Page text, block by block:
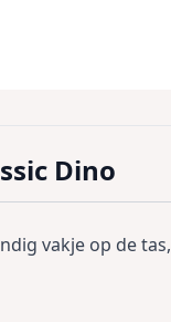
Dino
vakje op de